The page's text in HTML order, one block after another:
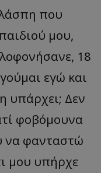
που
μου,
18
εγώ και
υπάρχει; Δεν
φοβόμουνα
να φανταστώ
μου υπήρχε